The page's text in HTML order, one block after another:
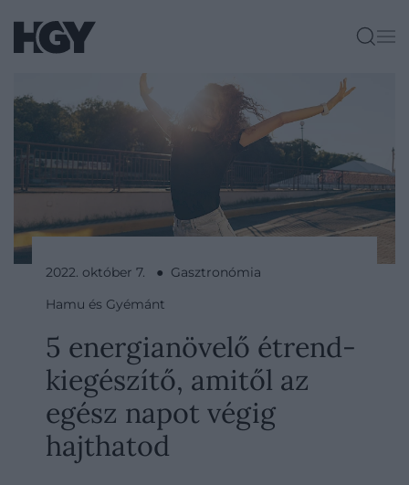
2022. október 7. ● Gasztronómia
Hamu és Gyémánt
5 energianövelő étrend-
kiegészítő, amitől az
egész napot végig
hajthatod